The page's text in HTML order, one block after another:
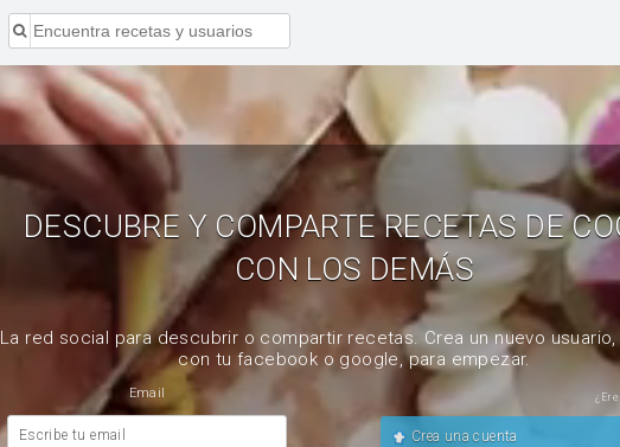
DESCUBRE Y COMPARTE RECETAS DE
CON LOS DEMÁS
La red social para descubrir o compartir recetas. Crea un nuevo
con tu facebook o google, para empezar.
Email
Escribe tu email Crea una cuenta